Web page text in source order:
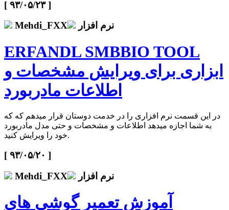
[ ۹۳/۰۵/۲۳ ]
Mehdi_FXX
نرم افزار
ERFANDL SMBBIO TOOL
ابزاری برای ویرایش مشخصات و
اطلاعات مادربورد
در این قسمت نرم افزاری را در خدمت دوستان قرار میدهم که که
به شما اجازه میدهد اطلاعات و مشخصات و حتی مدل مادربورد
خود را ویرایش کنید.
[ ۹۳/۰۵/۲۰ ]
Mehdi_FXX
نرم افزار
آموزش تعمیر گوشی های